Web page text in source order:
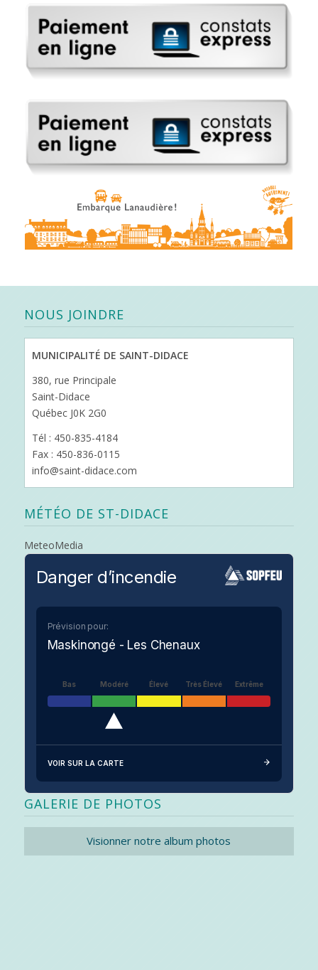
NOUS JOINDRE
MUNICIPALITÉ DE SAINT-DIDACE
380, rue Principale
Saint-Didace
Québec J0K 2G0
Tél : 450-835-4184
Fax : 450-836-0115
info@saint-didace.com
MÉTÉO DE ST-DIDACE
MeteoMedia
Danger d’incendie
Prévision pour:
Maskinongé - Les Chenaux
Bas Modéré Élevé Très Élevé Extrême
VOIR SUR LA CARTE
GALERIE DE PHOTOS
Visionner notre album photos